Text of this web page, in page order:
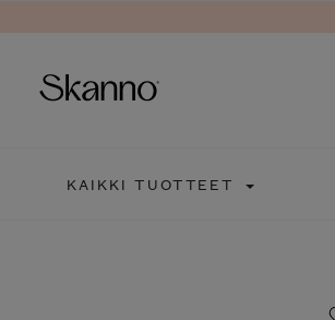
KAIKKI TUOTTEET